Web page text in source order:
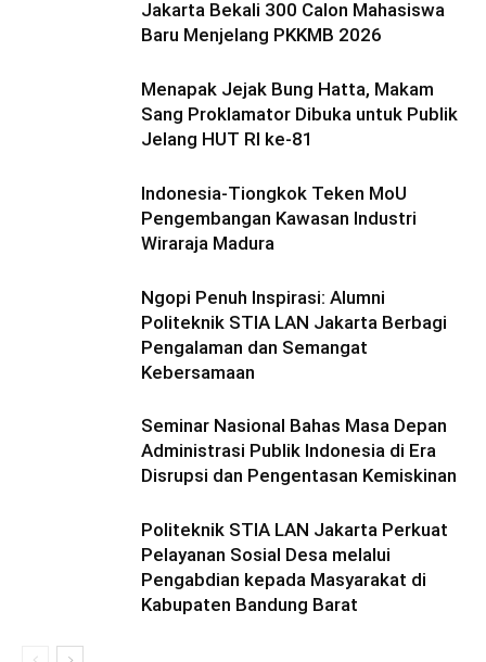
Jakarta Bekali 300 Calon Mahasiswa
Baru Menjelang PKKMB 2026
Menapak Jejak Bung Hatta, Makam
Sang Proklamator Dibuka untuk Publik
Jelang HUT RI ke-81
Indonesia-Tiongkok Teken MoU
Pengembangan Kawasan Industri
Wiraraja Madura
Ngopi Penuh Inspirasi: Alumni
Politeknik STIA LAN Jakarta Berbagi
Pengalaman dan Semangat
Kebersamaan
Seminar Nasional Bahas Masa Depan
Administrasi Publik Indonesia di Era
Disrupsi dan Pengentasan Kemiskinan
Politeknik STIA LAN Jakarta Perkuat
Pelayanan Sosial Desa melalui
Pengabdian kepada Masyarakat di
Kabupaten Bandung Barat